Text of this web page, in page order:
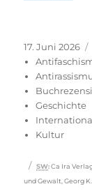
Veröffentlicht
am
17. Juni 2026
Geschichte
Kultur
Schlagwörter
SW: Ca Ira
und Gewalt ,Georg